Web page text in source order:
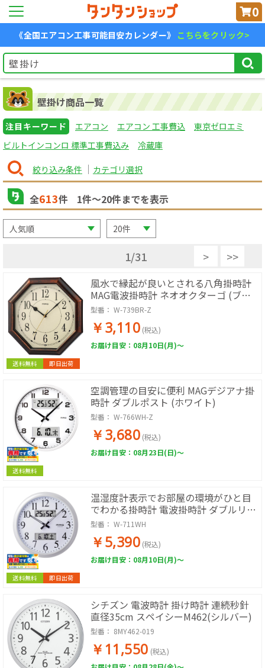
0
《全国エアコン工事可能目安カレンダー》 こちらをクリック>
壁掛け商品一覧
注目キーワード エアコン エアコン 工事費込
東京ゼロエミ
ビルトインコンロ 標準工事費込み
冷蔵庫
絞り込み条件 カテゴリ選択
全613件 1件〜20件までを表示
1/31 > >>
送料無料 即日出荷
風水で縁起が良いとされる八角掛時計
MAG電波掛時計 ネオオクターゴ (ブラ
ウン)
型番： W-739BR-Z
￥3,110 (税込)
お届け目安：08月10日(月)～
送料無料
空調管理の目安に便利 MAGデジアナ掛
時計 ダブルポスト (ホワイト)
型番： W-766WH-Z
￥3,680 (税込)
お届け目安：08月23日(日)～
送料無料 即日出荷
温湿度計表示でお部屋の環境がひと目
でわかる掛時計 電波掛時計 ダブルリン
ク (ホワイト)
型番： W-711WH
￥5,390 (税込)
お届け目安：08月10日(月)～
シチズン 電波時計 掛け時計 連続秒針
直径35cm スペイシーM462(シルバー)
型番： 8MY462-019
￥11,550 (税込)